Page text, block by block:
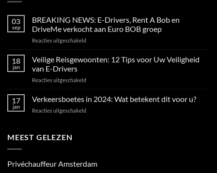
03
sep
BREAKING NEWS: E-Drivers, Rent A Bob en
DriveMe verkocht aan Euro BOB groep
Reacties uitgeschakeldvoor
NEWS:
Rent
Bob
DriveMe
18
jan
Veilige Reisgewoonten: 12 Tips voor Uw Veiligheid
van E-Drivers
Reacties uitgeschakeldvoor
Reisgewoonten:
Tips
Drivers
17
jan
Verkeersboetes in 2024: Wat betekent dit voor u?
Reacties uitgeschakeldvoor
voor
MEEST GELEZEN
Privéchauffeur Amsterdam